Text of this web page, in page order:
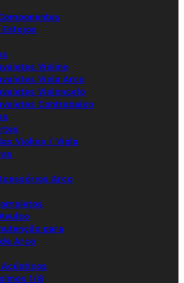
Estojos
Violino
Viola Arco
Violoncelo
Contrabaixo
Violino / Viola
Arco
para
Arco
1/8